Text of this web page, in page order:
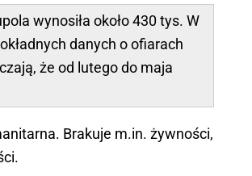
wynosiła około 430 tys. W
danych o ofiarach
że od lutego do maja
Brakuje m.in. żywności,